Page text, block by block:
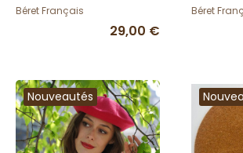
Béret Français
29,00 €
Béret
Nouveautés